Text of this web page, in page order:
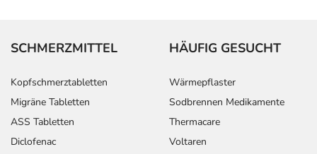
SCHMERZMITTEL
Kopfschmerztabletten
Migräne Tabletten
ASS Tabletten
Diclofenac
HÄUFIG GESUCHT
Wärmepflaster
Sodbrennen Medikamente
Thermacare
Voltaren